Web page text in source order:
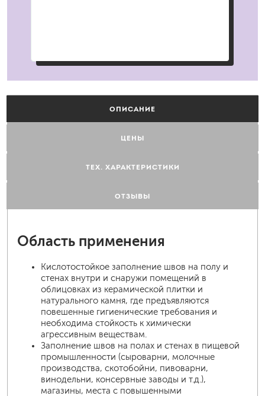
ОПИСАНИЕ
ЦЕНЫ
ТЕХ. ХАРАКТЕРИСТИКИ
ОТЗЫВЫ
Область применения
Кислотостойкое заполнение швов на полу и
стенах внутри и снаружи помещений в
облицовках из керамической плитки и
натурального камня, где предъявляются
повешенные гигиенические требования и
необходима стойкость к химически
агрессивным веществам.
Заполнение швов на полах и стенах в пищевой
промышленности (сыроварни, молочные
производства, скотобойни, пивоварни,
винодельни, консервные заводы и т.д.),
магазины, места с повышенными